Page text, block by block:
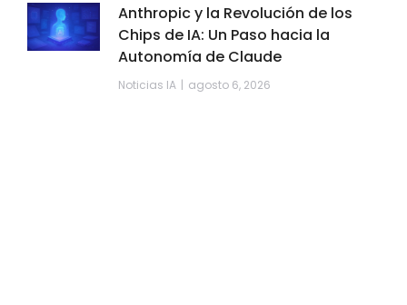
Anthropic y la Revolución de los
Chips de IA: Un Paso hacia la
Autonomía de Claude
Noticias IA agosto 6, 2026